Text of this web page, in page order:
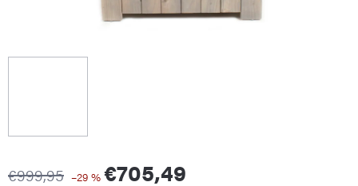
€999,95 –29 % €705,49